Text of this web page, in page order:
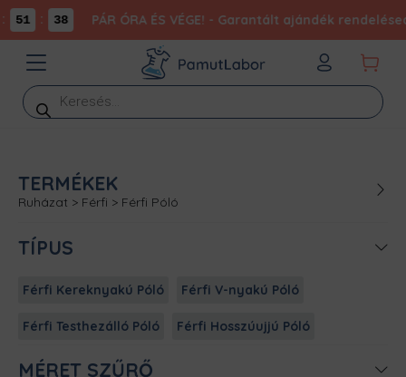
51 38 PÁR ÓRA ÉS VÉGE! - Garantált ajándék
Products
search
TERMÉKEK
Ruházat > Férfi > Férfi Póló
TÍPUS
Férfi Kereknyakú Póló Férfi V-nyakú Póló
Férfi Testhezálló Póló Férfi Hosszúujjú Póló
MÉRET SZŰRŐ